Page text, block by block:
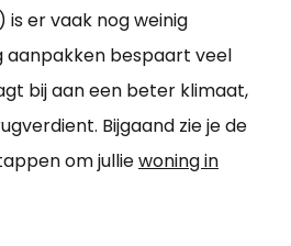
is er vaak nog weinig
aanpakken bespaart veel
bij aan een beter klimaat,
Bijgaand zie je de
om julliewoning in